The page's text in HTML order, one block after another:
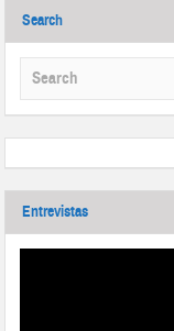
Search
Entrevistas